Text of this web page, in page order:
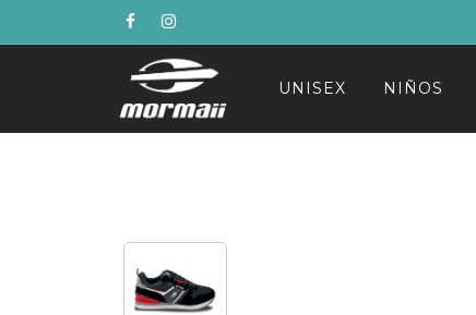
UNISEX NIÑOS